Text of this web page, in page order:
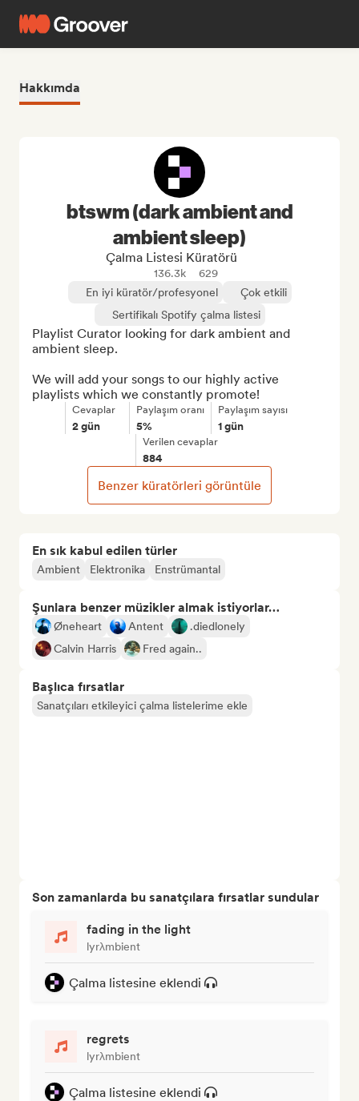
Hakkımda
En sık kabul edilen türler
Ambient Elektronika Enstrümantal
Şunlara benzer müzikler almak istiyorlar…
Øneheart Antent
.diedlonely
Calvin Harris
Fred again..
Başlıca fırsatlar
Sanatçıları etkileyici çalma listelerime ekle
Son zamanlarda bu sanatçılara fırsatlar sundular
fading in the light
lyrλmbient
Çalma listesine eklendi
regrets
lyrλmbient
Çalma listesine eklendi
btswm (dark ambient and
ambient sleep)
Çalma Listesi Küratörü
136.3k
629
En iyi küratör/profesyonel
Çok etkili
Sertifikalı Spotify çalma listesi
Playlist Curator looking for dark ambient and
ambient sleep.
We will add your songs to our highly active
playlists which we constantly promote!
Cevaplar
2 gün
Paylaşım oranı
5%
Paylaşım sayısı
1 gün
Verilen cevaplar
884
Benzer küratörleri görüntüle